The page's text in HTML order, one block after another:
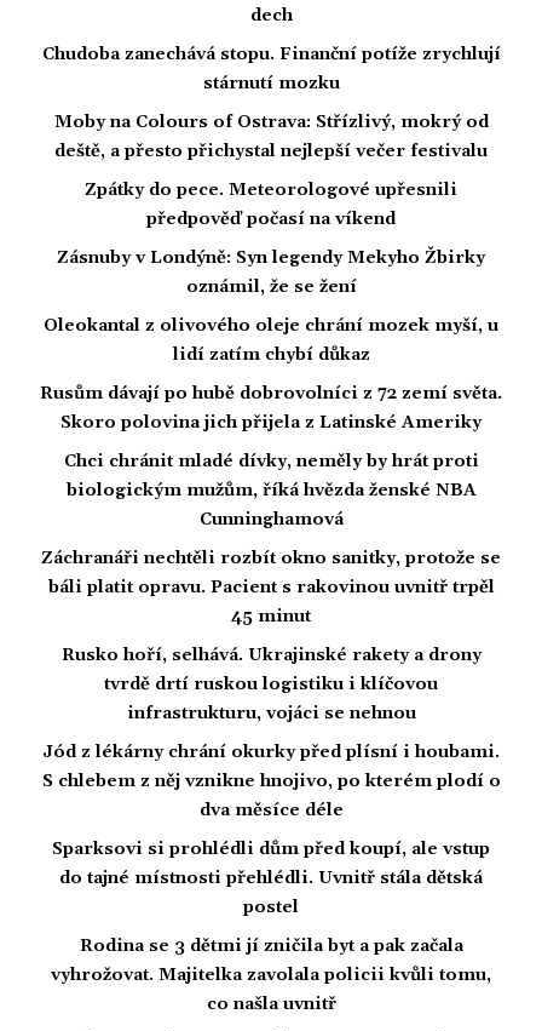
dech
Chudoba zanechává stopu. Finanční potíže zrychlují
stárnutí mozku
Moby na Colours of Ostrava: Střízlivý, mokrý od
deště, a přesto přichystal nejlepší večer festivalu
Zpátky do pece. Meteorologové upřesnili
předpověď počasí na víkend
Zásnuby v Londýně: Syn legendy Mekyho Žbirky
oznámil, že se žení
Oleokantal z olivového oleje chrání mozek myší, u
lidí zatím chybí důkaz
Rusům dávají po hubě dobrovolníci z 72 zemí světa.
Skoro polovina jich přijela z Latinské Ameriky
Chci chránit mladé dívky, neměly by hrát proti
biologickým mužům, říká hvězda ženské NBA
Cunninghamová
Záchranáři nechtěli rozbít okno sanitky, protože se
báli platit opravu. Pacient s rakovinou uvnitř trpěl
45 minut
Rusko hoří, selhává. Ukrajinské rakety a drony
tvrdě drtí ruskou logistiku i klíčovou
infrastrukturu, vojáci se nehnou
Jód z lékárny chrání okurky před plísní i houbami.
S chlebem z něj vznikne hnojivo, po kterém plodí o
dva měsíce déle
Sparksovi si prohlédli dům před koupí, ale vstup
do tajné místnosti přehlédli. Uvnitř stála dětská
postel
Rodina se 3 dětmi jí zničila byt a pak začala
vyhrožovat. Majitelka zavolala policii kvůli tomu,
co našla uvnitř